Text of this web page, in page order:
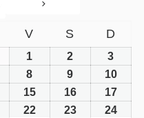
V S D
1 2
3
8 9
10
15 16
17
22 23
24